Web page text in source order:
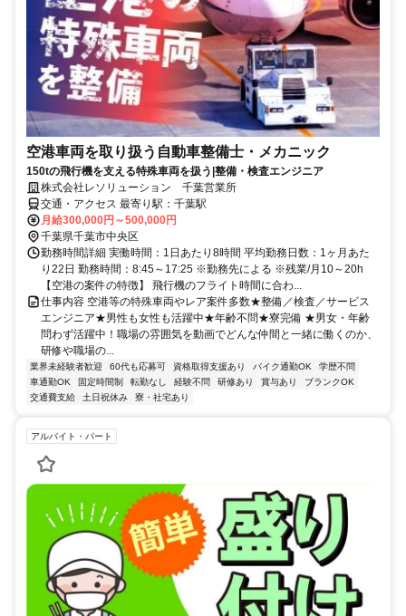
空港車両を取り扱う自動車整備士・メカニック
150tの飛行機を支える特殊車両を扱う|整備・検査エンジニア
株式会社レソリューション 千葉営業所
交通・アクセス 最寄り駅：千葉駅
月給300,000円～500,000円
千葉県千葉市中央区
勤務時間詳細 実働時間：1日あたり8時間 平均勤務日数：1ヶ月あた
り22日 勤務時間：8:45～17:25 ※勤務先による ※残業/月10～20h
【空港の案件の特徴】 飛行機のフライト時間に合わ...
仕事内容 空港等の特殊車両やレア案件多数★整備／検査／サービス
エンジニア★男性も女性も活躍中★年齢不問★寮完備 ★男女・年齢
問わず活躍中！職場の雰囲気を動画でどんな仲間と一緒に働くのか、
研修や職場の...
業界未経験者歓迎 60代も応募可 資格取得支援あり バイク通勤OK
学歴不問
車通勤OK
固定時間制 転勤なし 経験不問 研修あり 賞与あり
ブランクOK
交通費支給
土日祝休み 寮・社宅あり
アルバイト・パート